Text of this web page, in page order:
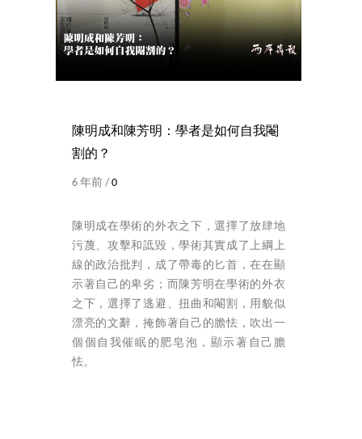
陳明成和陳芳明：學者是如何自我閹
割的？
6 年前 / 0
陳明成在學術的外衣之下，選擇了放肆地
污蔑、攻擊和詆毀，學術其實成了上綱上
線的政治批判，成了帶毒的匕首，在在顯
示著自己的卑劣；而陳芳明在學術的外衣
之下，選擇了逃避、扭曲和閹割，用貌似
漂亮的文辭，掩飾著自己的膽怯，吹出一
個個自我催眠的肥皂泡，顯示著自己膽
怯。